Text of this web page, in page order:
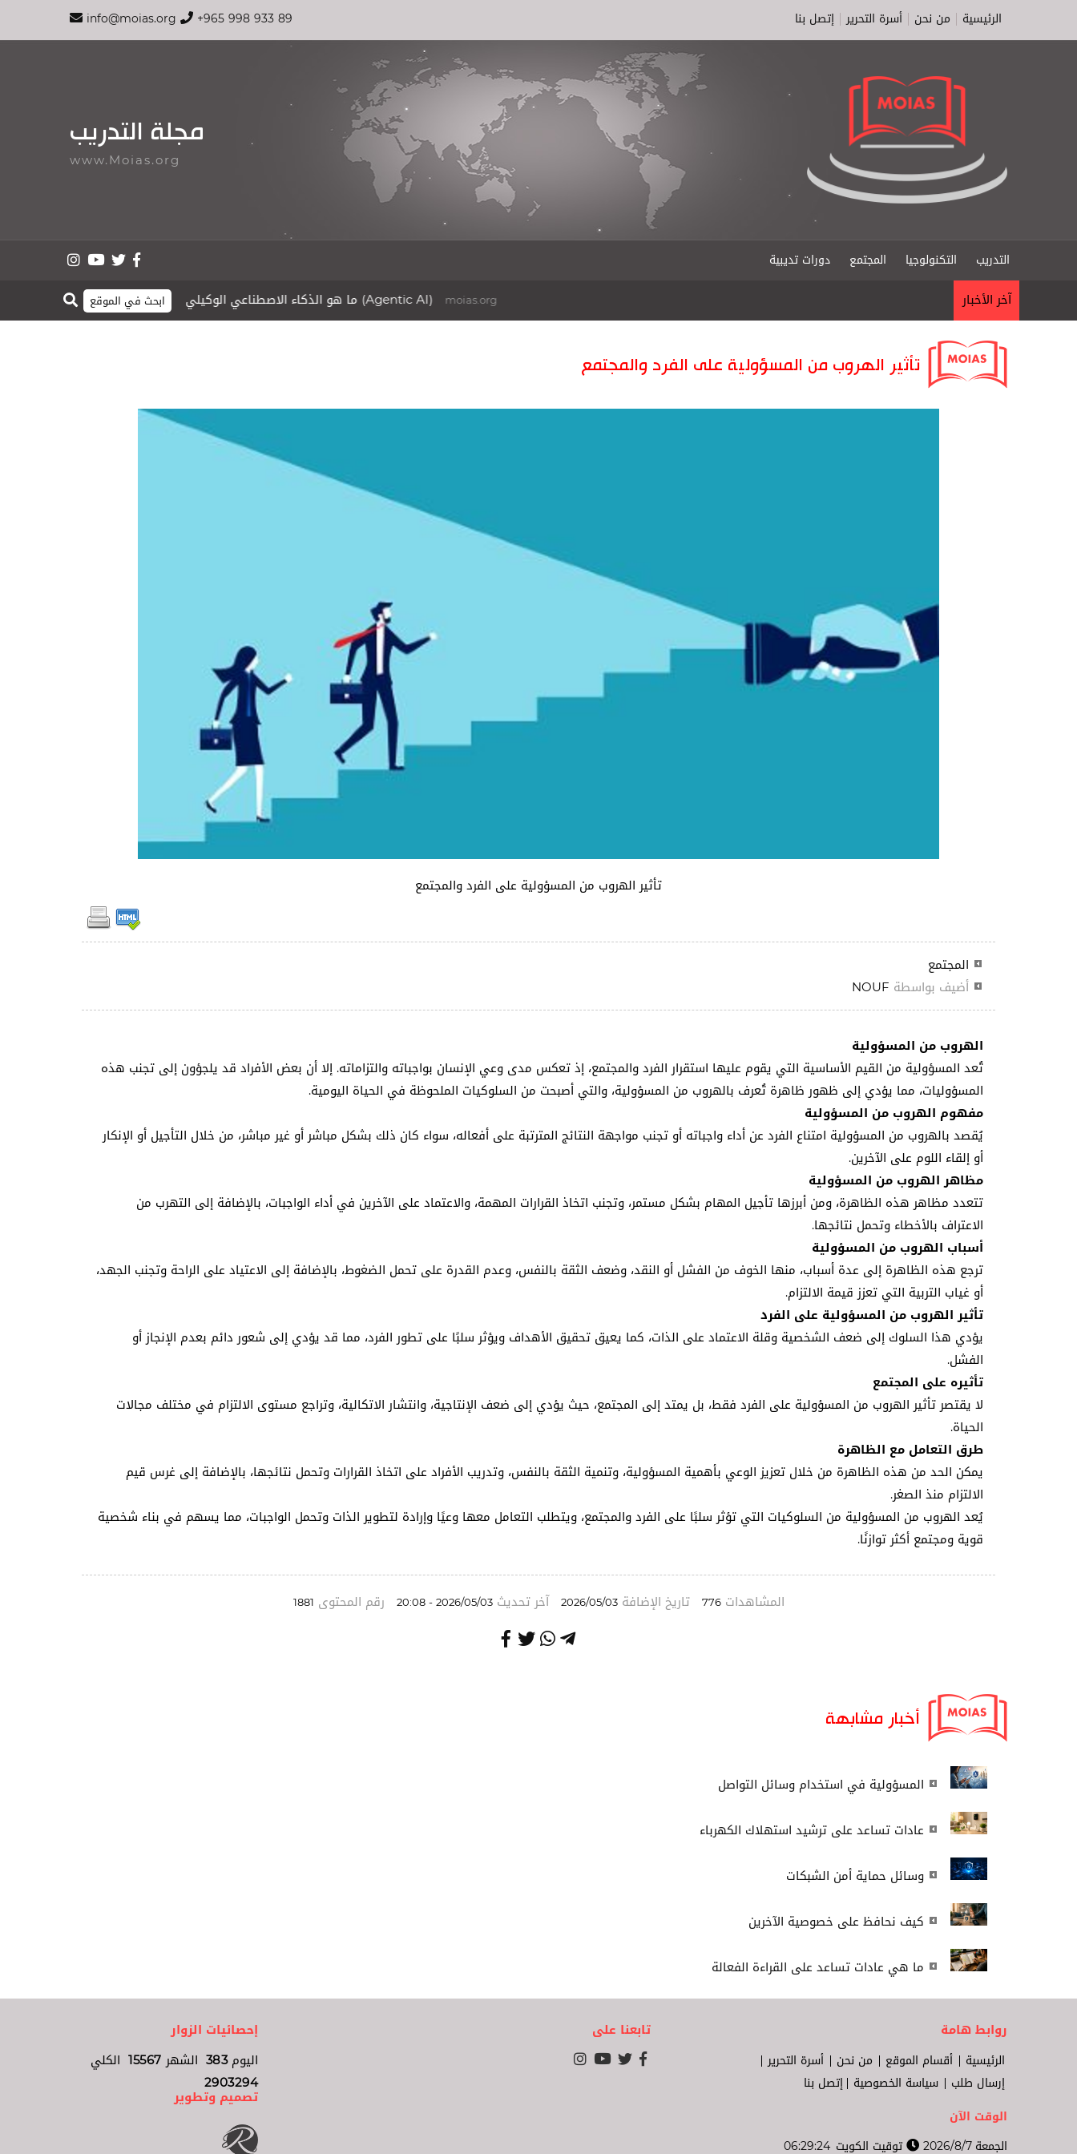
الرئيسية من نحن أسرة التحرير إتصل بنا info@moias.org +965 998 933 89
مجلة التدريب
www.Moias.org
التدريب التكنولوجيا المجتمع دورات تديبية
آخر الأخبار أهمية احترام العاملين moias.org ما هو الذكاء الاصطناعي الوكيلي (Agentic AI) moias.org
تأثير الهروب من المسؤولية على الفرد والمجتمع
تأثير الهروب من المسؤولية على الفرد والمجتمع
المجتمع
أضيف بواسطة
الهروب من المسؤولية
تُعد المسؤولية من القيم الأساسية التي يقوم عليها استقرار الفرد والمجتمع، إذ تعكس مدى وعي الإنسان بواجباته والتزاماته. إلا أن بعض الأفراد قد يلجؤون إلى تجنب هذه
المسؤوليات، مما يؤدي إلى ظهور ظاهرة تُعرف بالهروب من المسؤولية، والتي أصبحت من السلوكيات الملحوظة في الحياة اليومية.
مفهوم الهروب من المسؤولية
يُقصد بالهروب من المسؤولية امتناع الفرد عن أداء واجباته أو تجنب مواجهة النتائج المترتبة على أفعاله، سواء كان ذلك بشكل مباشر أو غير مباشر، من خلال التأجيل أو الإنكار
أو إلقاء اللوم على الآخرين.
مظاهر الهروب من المسؤولية
تتعدد مظاهر هذه الظاهرة، ومن أبرزها تأجيل المهام بشكل مستمر، وتجنب اتخاذ القرارات المهمة، والاعتماد على الآخرين في أداء الواجبات، بالإضافة إلى التهرب من
الاعتراف بالأخطاء وتحمل نتائجها.
أسباب الهروب من المسؤولية
ترجع هذه الظاهرة إلى عدة أسباب، منها الخوف من الفشل أو النقد، وضعف الثقة بالنفس، وعدم القدرة على تحمل الضغوط، بالإضافة إلى الاعتياد على الراحة وتجنب الجهد،
أو غياب التربية التي تعزز قيمة الالتزام.
تأثير الهروب من المسؤولية على الفرد
يؤدي هذا السلوك إلى ضعف الشخصية وقلة الاعتماد على الذات، كما يعيق تحقيق الأهداف ويؤثر سلبًا على تطور الفرد، مما قد يؤدي إلى شعور دائم بعدم الإنجاز أو
الفشل.
تأثيره على المجتمع
لا يقتصر تأثير الهروب من المسؤولية على الفرد فقط، بل يمتد إلى المجتمع، حيث يؤدي إلى ضعف الإنتاجية، وانتشار الاتكالية، وتراجع مستوى الالتزام في مختلف مجالات
الحياة.
طرق التعامل مع الظاهرة
يمكن الحد من هذه الظاهرة من خلال تعزيز الوعي بأهمية المسؤولية، وتنمية الثقة بالنفس، وتدريب الأفراد على اتخاذ القرارات وتحمل نتائجها، بالإضافة إلى غرس قيم
الالتزام منذ الصغر.
يُعد الهروب من المسؤولية من السلوكيات التي تؤثر سلبًا على الفرد والمجتمع، ويتطلب التعامل معها وعيًا وإرادة لتطوير الذات وتحمل الواجبات، مما يسهم في بناء شخصية
قوية ومجتمع أكثر توازنًا.
المشاهدات 776 تاريخ الإضافة 2026/05/03 آخر تحديث 2026/05/03 - 20:08 رقم المحتوى 1881
أخبار مشابهة
المسؤولية في استخدام وسائل التواصل
عادات تساعد على ترشيد استهلاك الكهرباء
وسائل حماية أمن الشبكات
كيف نحافظ على خصوصية الآخرين
ما هي عادات تساعد على القراءة الفعالة
روابط هامة
الرئيسية أقسام الموقع من نحن
أسرة التحرير
إرسال طلب
سياسة الخصوصية إتصل بنا
تابعنا على
إحصائيات الزوار
اليوم383 الشهر15567 الكلي
2903294
الوقت الآن
الجمعة 2026/8/7
توقيت الكويت 06:29:25
تصميم وتطوير